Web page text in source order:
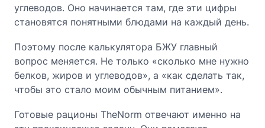
углеводов. Оно начинается там, где эти цифры
становятся понятными блюдами на каждый день.
Поэтому после калькулятора БЖУ главный
вопрос меняется. Не только «сколько мне нужно
белков, жиров и углеводов», а «как сделать так,
чтобы это стало моим обычным питанием».
Готовые рационы TheNorm отвечают именно на